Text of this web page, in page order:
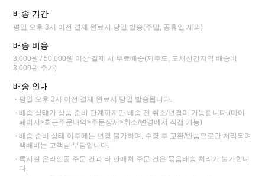
배송 기간
평일 오후 3시 이전 결제 완료시 당일 발송(주말, 공휴일 제외)
배송 비용
3,000원 / 50,000원 이상 결제 시 무료배송(제주도, 도서산간지역 배송비
3,000원 추가)
배송 안내
평일 오후 3시 이전 결제 완료시 당일 발송됩니다.
배송 상태가 상품 준비 단계까지만 배송 전 취소/변경이 가능합니다.(마이
페이지>최근주문내역>주문상세>취소/변경에서 직접 가능)
배송 준비 상태 이후에는 변경 불가하며, 수령 후 교환/반품으로만 처리되며
택배비는 고객님 부담입니다.
록시걸 온라인몰 주문 건과 타 판매처 주문 건은 묶음배송 처리가 불가합니
다.